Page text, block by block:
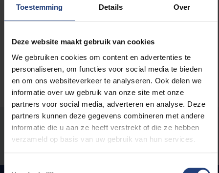
Toestemming Details Over
Deze website maakt gebruik van cookies
We gebruiken cookies om content en advertenties te
personaliseren, om functies voor social media te bieden
en om ons websiteverkeer te analyseren. Ook delen we
informatie over uw gebruik van onze site met onze
partners voor social media, adverteren en analyse. Deze
partners kunnen deze gegevens combineren met andere
informatie die u aan ze heeft verstrekt of die ze hebben
verzameld op basis van uw gebruik van hun services.
Toestemmingsselectie
Lees meer over:
Laat het ons weten